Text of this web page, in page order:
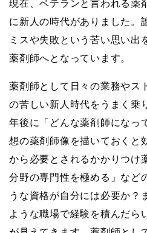
現在、ベテランと言われる薬
に新人の時代がありました。
ミスや失敗という苦い思い出
薬剤師へとなっています。
薬剤師として日々の業務やス
の苦しい新人時代をうまく乗
年後に「どんな薬剤師になっ
想の薬剤師像を描いておくと
から必要とされるかかりつけ
分野の専門性を極める」など
うな資格が自分には必要か？
ような職場で経験を積んだら